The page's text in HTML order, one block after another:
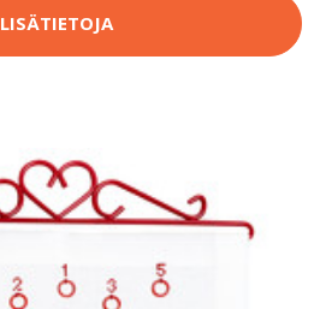
LISÄTIETOJA